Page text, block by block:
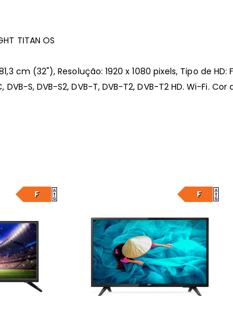
TITAN OS
cm (32"), Resolução: 1920 x 1080 pixels, Tipo de
S, DVB-S2, DVB-T, DVB-T2, DVB-T2 HD. Wi-Fi.
F F